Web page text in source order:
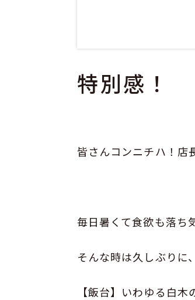
特別感！
皆さんコンニチハ！店
毎日暑くて食欲も落ち
そんな時は久しぶりに
【飯台】いわゆる白